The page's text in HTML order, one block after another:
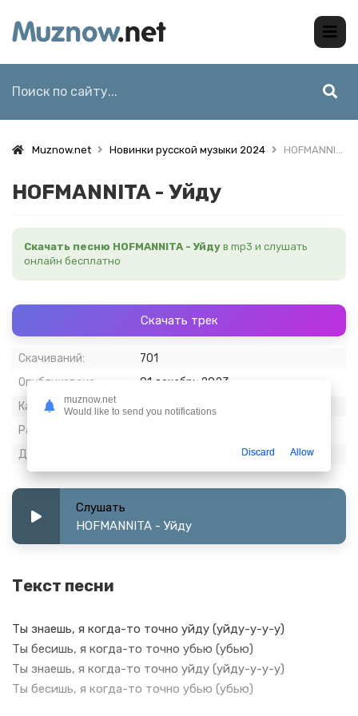
Muznow.net Новинки русской музыки 2024 HOFMANNITA - Уйду
HOFMANNITA - Уйду
Скачать песню HOFMANNITA - Уйду в mp3 и слушать
онлайн бесплатно
Скачать трек
Скачиваний:
701
Опубликовано:
01 декабрь 2023
Качество:
320 kbps, Stereo
Размер:
Длительность:
Слушать
HOFMANNITA - Уйду
Текст песни
Ты знаешь, я когда-то точно уйду (уйду-у-у-у)
Ты бесишь, я когда-то точно убью (убью)
Ты знаешь, я когда-то точно уйду (уйду-у-у-у)
Ты бесишь, я когда-то точно убью (убью)
muznow.net
Would like to send you notifications
Discard Allow